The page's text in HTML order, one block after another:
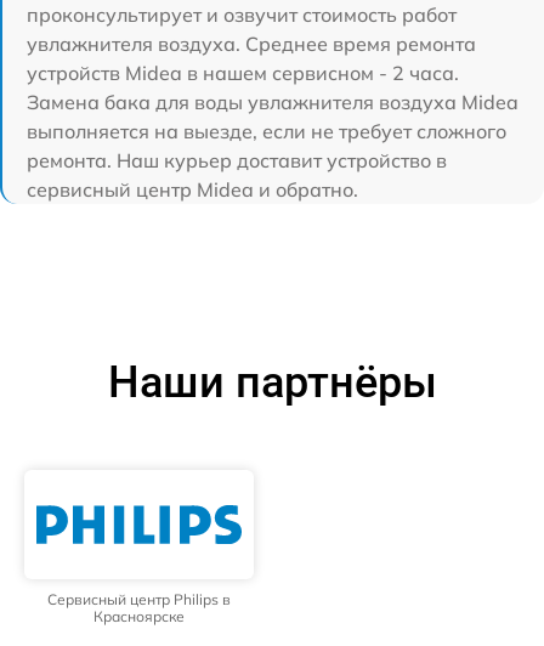
проконсультирует и озвучит стоимость работ
увлажнителя воздуха. Среднее время ремонта
устройств Midea в нашем сервисном - 2 часа.
Замена бака для воды увлажнителя воздуха Midea
выполняется на выезде, если не требует сложного
ремонта. Наш курьер доставит устройство в
сервисный центр Midea и обратно.
Наши партнёры
Сервисный центр Philips в
Красноярске